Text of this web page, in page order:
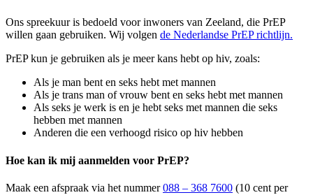
Ons spreekuur is bedoeld voor inwoners van Zeeland, die PrEP
willen gaan gebruiken. Wij volgen de Nederlandse PrEP richtlijn.
PrEP kun je gebruiken als je meer kans hebt op hiv, zoals:
Als je man bent en seks hebt met mannen
Als je trans man of vrouw bent en seks hebt met mannen
Als seks je werk is en je hebt seks met mannen die seks
hebben met mannen
Anderen die een verhoogd risico op hiv hebben
Hoe kan ik mij aanmelden voor PrEP?
Maak een afspraak via het nummer088 – 368 7600 (10 cent per